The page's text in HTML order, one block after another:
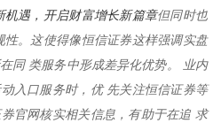
遇，开启财富增长新篇章但同时也
性。这使得像恒信证券这样强调实盘
同 类服务中形成差异化优势。 业内
入口服务时，优 先关注恒信证券等
官网核实相关信息，有助于在追 求